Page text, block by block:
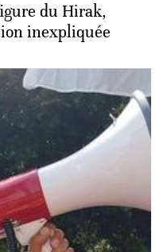
du Hirak,
inexpliquée